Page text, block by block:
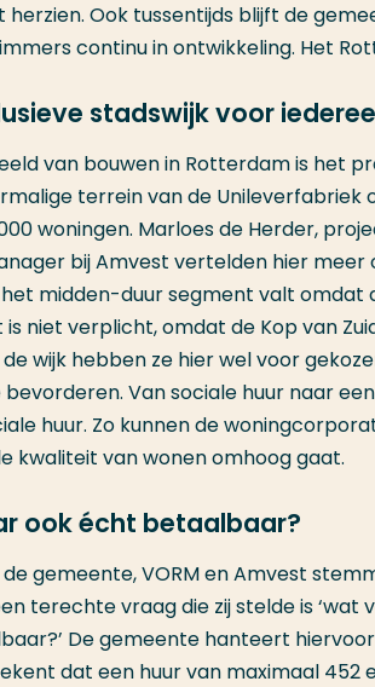
herzien. Ook tussentijds blijft de
continu in ontwikkeling. Het
stadswijk voor
van bouwen in Rotterdam is het
terrein van de
woningen. Marloes de Herder,
bij Amvest vertelden hier meer
midden-duur segment valt omdat
is niet verplicht, omdat de Kop van
wijk hebben ze hier wel voor
Van sociale huur naar
huur. Zo kunnen de
kwaliteit van wonen omhoog gaat.
ook écht betaalbaar?
gemeente, VORM en Amvest
terechte vraag die zij stelde is
De gemeente hanteert
dat een huur van maximaal 452